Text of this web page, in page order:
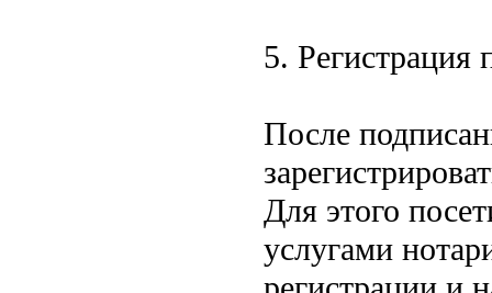
5. Регистрация
После
Для этого
услугами